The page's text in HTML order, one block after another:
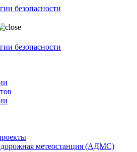
безопасности
безопасности
дорожная метеостанция (АДМС)